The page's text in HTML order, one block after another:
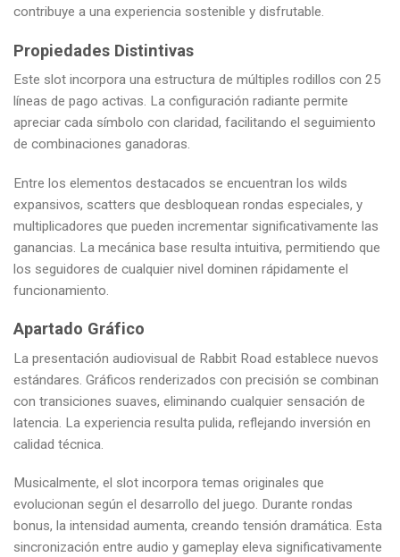
contribuye a una experiencia sostenible y disfrutable.
Propiedades Distintivas
Este slot incorpora una estructura de múltiples rodillos con 25
líneas de pago activas. La configuración radiante permite
apreciar cada símbolo con claridad, facilitando el seguimiento
de combinaciones ganadoras.
Entre los elementos destacados se encuentran los wilds
expansivos, scatters que desbloquean rondas especiales, y
multiplicadores que pueden incrementar significativamente las
ganancias. La mecánica base resulta intuitiva, permitiendo que
los seguidores de cualquier nivel dominen rápidamente el
funcionamiento.
Apartado Gráfico
La presentación audiovisual de Rabbit Road establece nuevos
estándares. Gráficos renderizados con precisión se combinan
con transiciones suaves, eliminando cualquier sensación de
latencia. La experiencia resulta pulida, reflejando inversión en
calidad técnica.
Musicalmente, el slot incorpora temas originales que
evolucionan según el desarrollo del juego. Durante rondas
bonus, la intensidad aumenta, creando tensión dramática. Esta
sincronización entre audio y gameplay eleva significativamente